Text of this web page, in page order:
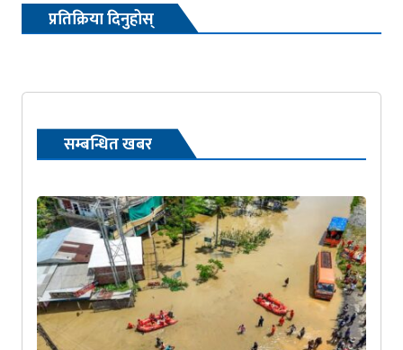
प्रतिक्रिया दिनुहोस्
सम्बन्धित खबर